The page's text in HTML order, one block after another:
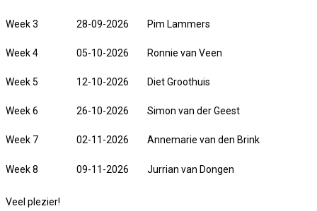
Week 3 28-09-2026 Pim Lammers
Week 4 05-10-2026 Ronnie van Veen
Week 5 12-10-2026 Diet Groothuis
Week 6 26-10-2026 Simon van der Geest
Week 7 02-11-2026 Annemarie van den Brink
Week 8 09-11-2026 Jurrian van Dongen
Veel plezier!